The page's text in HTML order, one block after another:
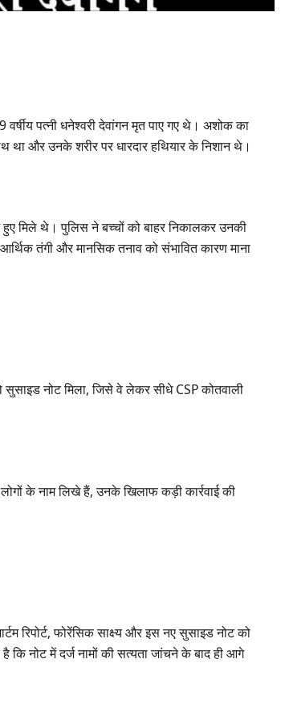
पत्नी धनेश्वरी देवांगन मृत पाए गए थे। अशोक का
और उनके शरीर पर धारदार हथियार के निशान थे।
मिले थे। पुलिस ने बच्चों को बाहर निकालकर उनकी
तंगी और मानसिक तनाव को संभावित कारण माना
नोट मिला, जिसे वे लेकर सीधे CSP कोतवाली
के नाम लिखे हैं, उनके खिलाफ कड़ी कार्रवाई की
रिपोर्ट, फोरेंसिक साक्ष्य और इस नए सुसाइड नोट को
कि नोट में दर्ज नामों की सत्यता जांचने के बाद ही आगे